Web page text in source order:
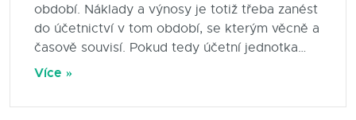
období. Náklady a výnosy je totiž třeba zanést
do účetnictví v tom období, se kterým věcně a
časově souvisí. Pokud tedy účetní jednotka
obdrží fakturu pozdě (až po období, se kterým
dohadné položky, aby byl dodržen aktuální
Více »